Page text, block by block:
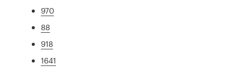
970
88
918
1641